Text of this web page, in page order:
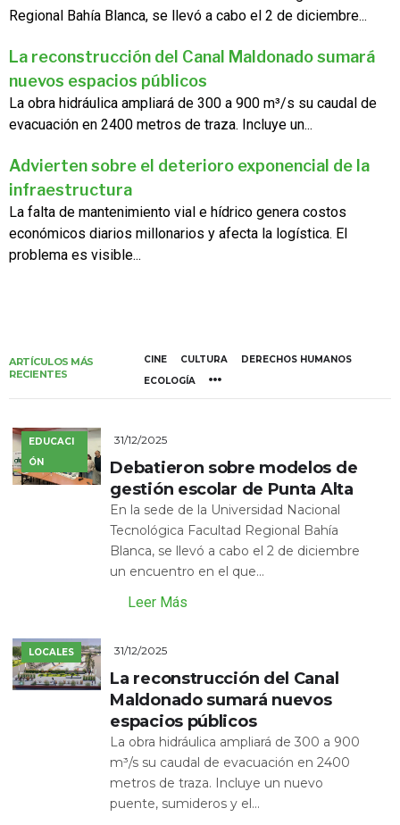
Regional Bahía Blanca, se llevó a cabo el 2 de diciembre...
La reconstrucción del Canal Maldonado sumará
nuevos espacios públicos
La obra hidráulica ampliará de 300 a 900 m³/s su caudal de
evacuación en 2400 metros de traza. Incluye un...
Advierten sobre el deterioro exponencial de la
infraestructura
La falta de mantenimiento vial e hídrico genera costos
económicos diarios millonarios y afecta la logística. El
problema es visible...
ARTÍCULOS MÁS
RECIENTES
CINE CULTURA
DERECHOS HUMANOS
ECOLOGÍA
EDUCACI
ÓN
31/12/2025
Debatieron sobre modelos de
gestión escolar de Punta Alta
En la sede de la Universidad Nacional
Tecnológica Facultad Regional Bahía
Blanca, se llevó a cabo el 2 de diciembre
un encuentro en el que...
Leer Más
LOCALES 31/12/2025
La reconstrucción del Canal
Maldonado sumará nuevos
espacios públicos
La obra hidráulica ampliará de 300 a 900
m³/s su caudal de evacuación en 2400
metros de traza. Incluye un nuevo
puente, sumideros y el...